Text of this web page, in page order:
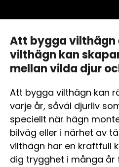
Att bygga vilthägn
vilthägn kan
mellan vilda djur
Att bygga vilthägn kan
varje år, såväl djurliv
speciellt när hägn
bilväg eller i närhet av
vilthägn har en kraftfull
dig trygghet i många år